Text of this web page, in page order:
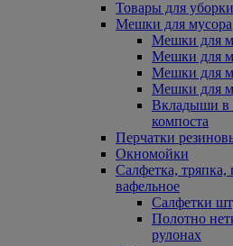
Товары для
Мешки для мусора
Мешки для
Мешки для
Мешки для
Мешки для
Вкладыши в
компоста
Перчатки
Окномойки
Салфетка, тряпка,
вафельное
Салфетки
Полотно
рулонах